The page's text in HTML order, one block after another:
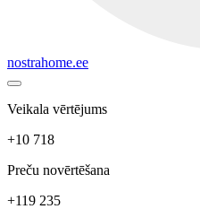
nostrahome.ee
Veikala vērtējums
+10 718
Preču novērtēšana
+119 235